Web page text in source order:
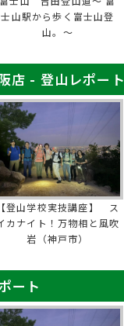
士山駅から歩く富士山登
山。～
店 - 登山レポート
【登山学校実技講座】 ス
カナイト！万物相と風吹
岩（神戸市）
ート